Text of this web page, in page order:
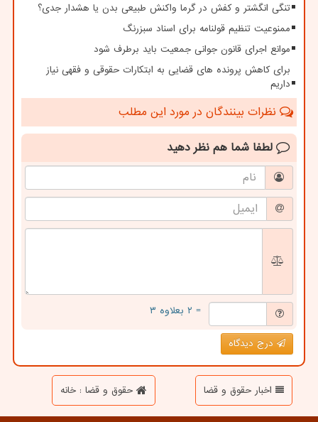
تنگی انگشتر و کفش در گرما واکنش طبیعی بدن یا هشدار جدی؟
ممنوعیت تنظیم قولنامه برای اسناد سبزرنگ
موانع اجرای قانون جوانی جمعیت باید برطرف شود
برای کاهش پرونده های قضایی به ابتکارات حقوقی و فقهی نیاز
داریم
نظرات بینندگان در مورد این مطلب
لطفا شما هم نظر دهید
= ۲ بعلاوه ۳
درج دیدگاه
اخبار حقوق و قضا حقوق و قضا : خانه